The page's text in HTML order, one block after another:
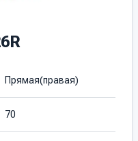
Прямая(правая)
70